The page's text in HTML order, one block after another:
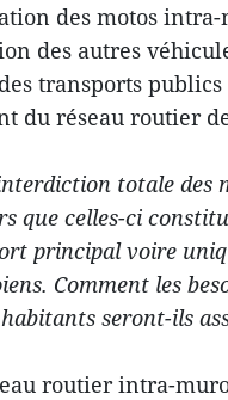
des motos intra-
des autres
transports publics
du réseau routier
totale des
que celles-ci
principal voire
Comment les
seront-ils
routier intra-